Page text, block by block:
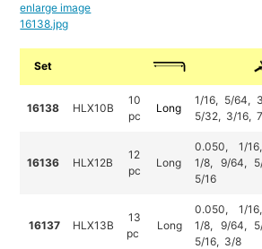
Set
16138 HLX10B
10
pc
Long
1/16, 5/64,
5/32, 3/16,
16136 HLX12B
12
pc
Long
0.050, 1/
1/8, 9/64,
5/16
16137 HLX13B
13
pc
Long
0.050, 1/
1/8, 9/64,
5/16, 3/8